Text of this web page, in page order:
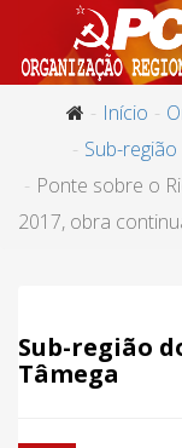
Início
Sub-
Ponte sobre o
2017, obra
Sub-região
Tâmega